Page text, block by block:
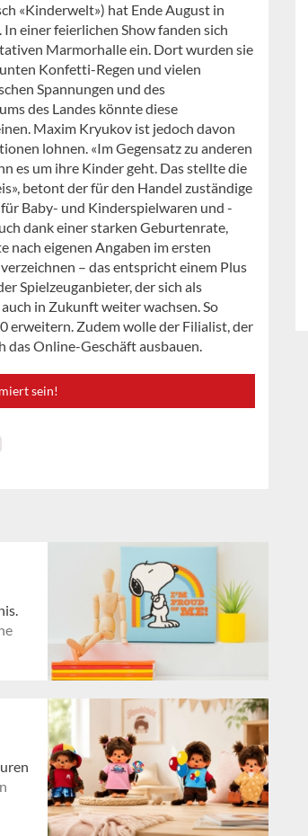
«Kinderwelt») hat Ende August in
einer feierlichen Show fanden sich
Marmorhalle ein. Dort wurden sie
Konfetti-Regen und vielen
Spannungen und des
des Landes könnte diese
Maxim Kryukov ist jedoch davon
lohnen. «Im Gegensatz zu anderen
es um ihre Kinder geht. Das stellte die
betont der für den Handel zuständige
Baby- und Kinderspielwaren und -
dank einer starken Geburtenrate,
nach eigenen Angaben im ersten
– das entspricht einem Plus
Spielzeuganbieter, der sich als
in Zukunft weiter wachsen. So
erweitern. Zudem wolle der Filialist, der
das Online-Geschäft ausbauen.
sein!